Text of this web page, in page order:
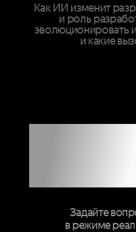
Как ИИ изменит
и роль
эволюционировать
и какие
Задайте
в режиме